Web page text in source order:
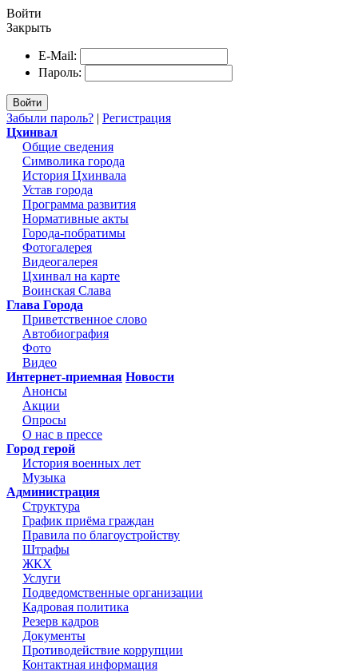
Войти
Закрыть
E-Mail:
Пароль:
Войти
Забыли пароль? | Регистрация
Цхинвал
Общие сведения
Символика города
История Цхинвала
Устав города
Программа развития
Нормативные акты
Города-побратимы
Фотогалерея
Видеогалерея
Цхинвал на карте
Воинская Слава
Глава Города
Приветственное слово
Автобиография
Фото
Видео
Интернет-приемная Новости
Анонсы
Акции
Опросы
О нас в прессе
Город герой
История военных лет
Музыка
Администрация
Структура
График приёма граждан
Правила по благоустройству
Штрафы
ЖКХ
Услуги
Подведомственные организации
Кадровая политика
Резерв кадров
Документы
Противодействие коррупции
Контактная информация